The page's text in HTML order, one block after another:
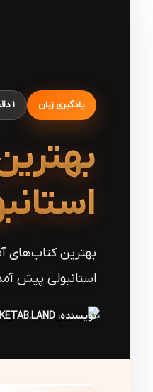
یادگیری زبان 1 دقیقه مطالعه
بهترین کتاب‌های
استانبولی پیش
نویسنده: KETAB.LAND